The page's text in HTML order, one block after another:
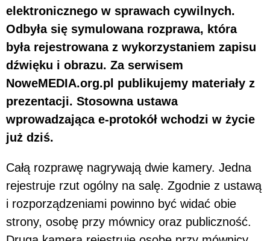
elektronicznego w sprawach cywilnych.
Odbyła się symulowana rozprawa, która
była rejestrowana z wykorzystaniem zapisu
dźwięku i obrazu. Za serwisem
NoweMEDIA.org.pl publikujemy materiały z
prezentacji. Stosowna ustawa
wprowadzająca e-protokół wchodzi w życie
już dziś.
Całą rozprawę nagrywają dwie kamery. Jedna
rejestruje rzut ogólny na salę. Zgodnie z ustawą
i rozporządzeniami powinno być widać obie
strony, osobę przy mównicy oraz publiczność.